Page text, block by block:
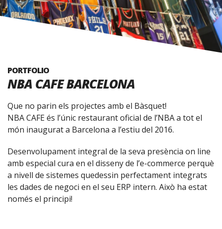
PORTFOLIO
NBA CAFE BARCELONA
Que no parin els projectes amb el Bàsquet!
NBA CAFE és l’únic restaurant oficial de l’NBA a tot el
món inaugurat a Barcelona a l’estiu del 2016.
Desenvolupament integral de la seva presència on line
amb especial cura en el disseny de l’e-commerce perquè
a nivell de sistemes quedessin perfectament integrats
les dades de negoci en el seu ERP intern. Això ha estat
només el principi!